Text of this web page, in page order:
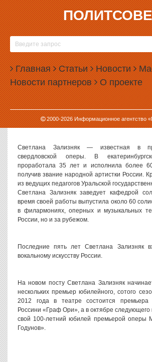
Главная Статьи Новости
Новости партнеров О проекте
2000-2026Информационное агентство
25.10.2011, 14:47
ЕКАТЕРИНБУРГСКУЮ ОПЕРУ
ПЕВИЦА-ПРОФЕССОР
Новым художественным
Екатеринбургского театра оперы и
профессор Уральской консерватории
Должности худрука оперы в театре не было
лет, теперь же у оперной труппы вновь
руководитель.
Светлана Зализняк — известная в
свердловской оперы. В
проработала 35 лет и исполнила более
получив звание народной артистки России.
из ведущих педагогов Уральской
Светлана Зализняк заведует кафедрой
время своей работы выпустила около 60
в филармониях, оперных и музыкальных
России, но и за рубежом.
Последние пять лет Светлана Зализняк
вокальному искусству России.
На новом посту Светлана Зализняк
нескольких премьер юбилейного, сотого
2012 года в театре состоится
Россини «Граф Ори», а в октябре следующего
свой 100-летний юбилей премьерой оперы
Годунов».